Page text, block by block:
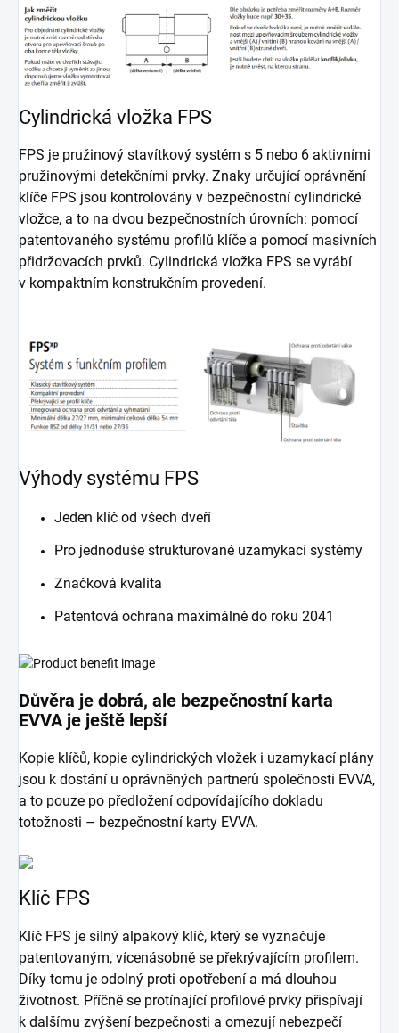
Cylindrická vložka FPS
FPS je pružinový stavítkový systém s 5 nebo 6 aktivními
pružinovými detekčními prvky. Znaky určující oprávnění
klíče FPS jsou kontrolovány v bezpečnostní cylindrické
vložce, a to na dvou bezpečnostních úrovních: pomocí
patentovaného systému profilů klíče a pomocí masivních
přidržovacích prvků. Cylindrická vložka FPS se vyrábí
v kompaktním konstrukčním provedení.
Výhody systému FPS
Jeden klíč od všech dveří
Pro jednoduše strukturované uzamykací systémy
Značková kvalita
Patentová ochrana maximálně do roku 2041
Důvěra je dobrá, ale bezpečnostní karta
EVVA je ještě lepší
Kopie klíčů, kopie cylindrických vložek i uzamykací plány
jsou k dostání u oprávněných partnerů společnosti EVVA,
a to pouze po předložení odpovídajícího dokladu
totožnosti – bezpečnostní karty EVVA.
Klíč FPS
Klíč FPS je silný alpakový klíč, který se vyznačuje
patentovaným, vícenásobně se překrývajícím profilem.
Díky tomu je odolný proti opotřebení a má dlouhou
životnost. Příčně se protínající profilové prvky přispívají
k dalšímu zvýšení bezpečnosti a omezují nebezpečí